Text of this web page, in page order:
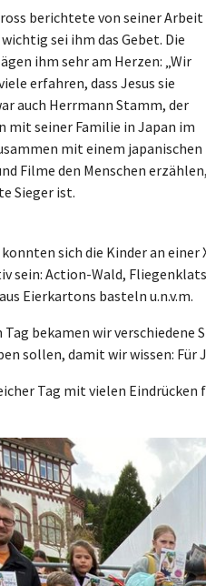
berichtete von seiner Arbeit
sei ihm das Gebet. Die
ihm sehr am Herzen: „Wir
erfahren, dass Jesus sie
auch Herrmann Stamm, der
mit seiner Familie in Japan im
mit einem japanischen
Filme den Menschen erzählen,
Sieger ist.
sich die Kinder an
sein: Action-Wald,
Eierkartons basteln u.n.v.m.
Tag bekamen wir
sollen, damit wir wissen:
Tag mit vielen Eindrücken